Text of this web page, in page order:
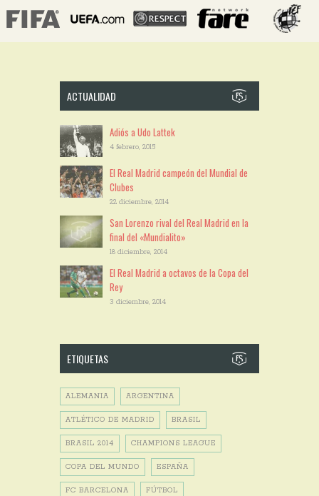
ACTUALIDAD
Adiós a Udo Lattek
4 febrero, 2015
El Real Madrid campeón del Mundial de
Clubes
22 diciembre, 2014
San Lorenzo rival del Real Madrid en la
final del «Mundialito»
18 diciembre, 2014
El Real Madrid a octavos de la Copa del
Rey
3 diciembre, 2014
ETIQUETAS
ALEMANIA ARGENTINA
ATLÉTICO DE MADRID BRASIL
BRASIL 2014 CHAMPIONS LEAGUE
COPA DEL MUNDO ESPAÑA
FC BARCELONA FÚTBOL